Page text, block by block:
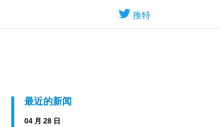
推特
最近的新闻
04 月 28 日